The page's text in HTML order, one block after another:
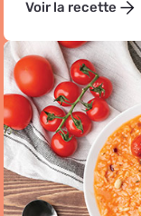
Voir la recette